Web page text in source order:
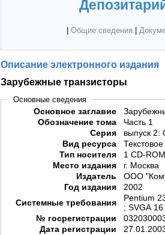
Общие сведения
Описание электронного издания
Зарубежные транзисторы
Основные сведения
Основное заглавие
Обозначение тома
Часть 1
Серия
выпуск 2:
Вид ресурса
Тип носителя
1 CD-ROM
Место издания
г. Москва
Издатель
ООО
Год издания
2002
Системные требования
Pentium
; SVGA
№ госрегистрации
Дата регистрации